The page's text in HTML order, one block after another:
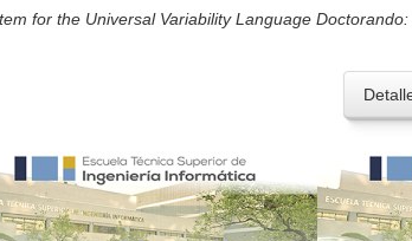
7
for the Universal Variability Language